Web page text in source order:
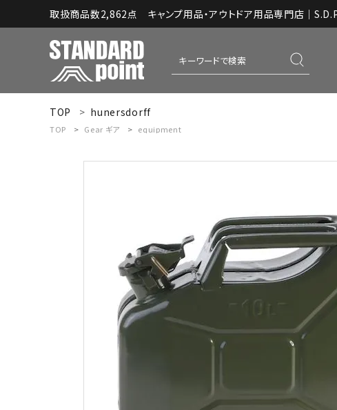
取扱商品数2,862点 キャンプ用品・アウトドア用品専門店｜
TOP hunersdorff
TOP Gear ギア equipment